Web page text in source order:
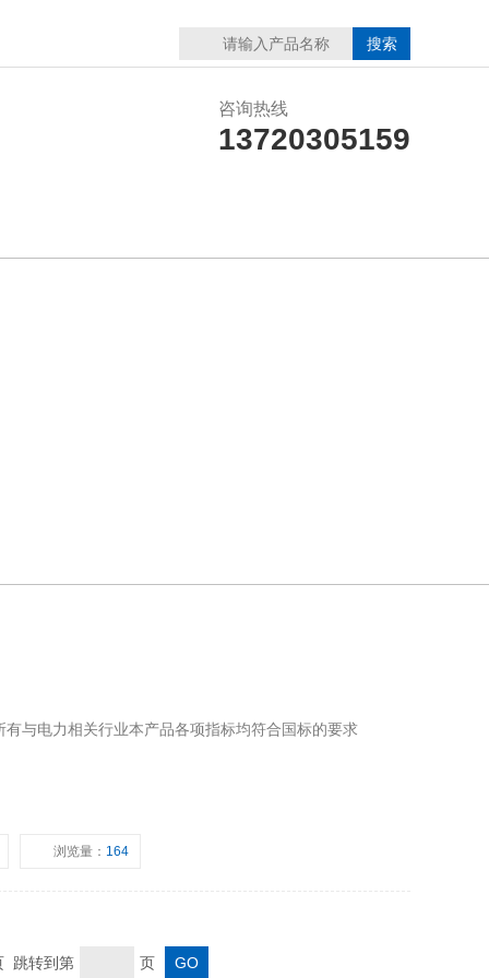
咨询热线
13720305159
与电力相关行业本产品各项指标均符合国标的要求
浏览量： 164
跳转到第 页